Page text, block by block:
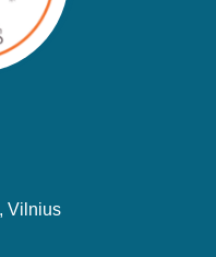
Vilnius